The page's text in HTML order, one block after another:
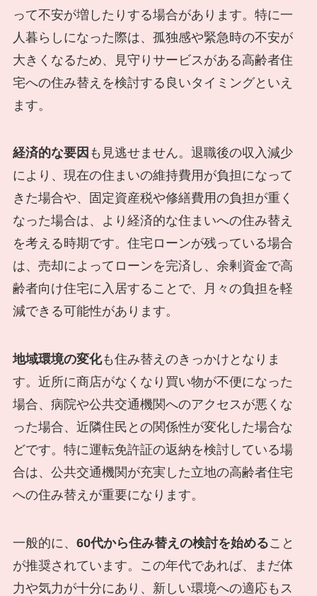
って不安が増したりする場合があります。特に一
人暮らしになった際は、孤独感や緊急時の不安が
大きくなるため、見守りサービスがある高齢者住
宅への住み替えを検討する良いタイミングといえ
ます。
経済的な要因 も見逃せません。退職後の収入減少
により、現在の住まいの維持費用が負担になって
きた場合や、固定資産税や修繕費用の負担が重く
なった場合は、より経済的な住まいへの住み替え
を考える時期です。住宅ローンが残っている場合
は、売却によってローンを完済し、余剰資金で高
齢者向け住宅に入居することで、月々の負担を軽
減できる可能性があります。
地域環境の変化も住み替えのきっかけとなりま
す。近所に商店がなくなり買い物が不便になった
場合、病院や公共交通機関へのアクセスが悪くな
った場合、近隣住民との関係性が変化した場合な
どです。特に運転免許証の返納を検討している場
合は、公共交通機関が充実した立地の高齢者住宅
への住み替えが重要になります。
一般的に、 60代から住み替えの検討を始めること
が推奨されています。この年代であれば、まだ体
力や気力が十分にあり、新しい環境への適応もス